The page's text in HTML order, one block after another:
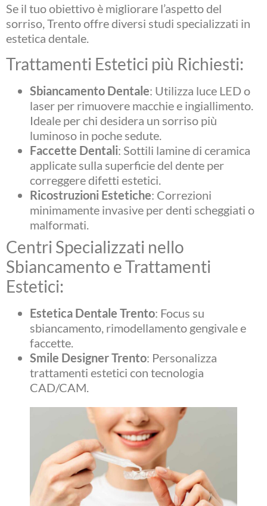
Se il tuo obiettivo è migliorare l’aspetto del
sorriso, Trento offre diversi studi specializzati in
estetica dentale.
Trattamenti Estetici più Richiesti:
Sbiancamento Dentale: Utilizza luce LED o
laser per rimuovere macchie e ingiallimento.
Ideale per chi desidera un sorriso più
luminoso in poche sedute.
Faccette Dentali: Sottili lamine di ceramica
applicate sulla superficie del dente per
correggere difetti estetici.
Ricostruzioni Estetiche: Correzioni
minimamente invasive per denti scheggiati o
malformati.
Centri Specializzati nello
Sbiancamento e Trattamenti
Estetici:
Estetica Dentale Trento: Focus su
sbiancamento, rimodellamento gengivale e
faccette.
Smile Designer Trento: Personalizza
trattamenti estetici con tecnologia
CAD/CAM.